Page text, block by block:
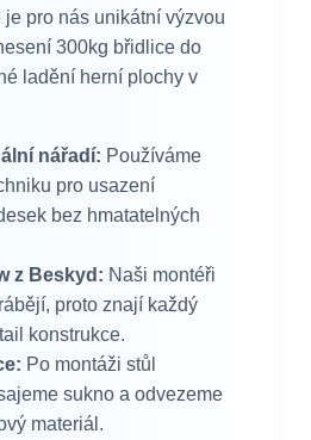
je pro nás unikátní výzvou
300kg břidlice do
ladění herní plochy v
nářadí: Používáme
pro usazení
bez hmatatelných
z Beskyd: Naši montéři
proto znají každý
konstrukce.
Po montáži stůl
sukno a odvezeme
materiál.